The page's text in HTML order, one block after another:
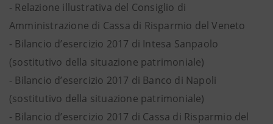
- Relazione illustrativa del Consiglio di
Amministrazione di Cassa di Risparmio del Veneto
- Bilancio d’esercizio 2017 di Intesa Sanpaolo
(sostitutivo della situazione patrimoniale)
- Bilancio d’esercizio 2017 di Banco di Napoli
(sostitutivo della situazione patrimoniale)
- Bilancio d’esercizio 2017 di Cassa di Risparmio del